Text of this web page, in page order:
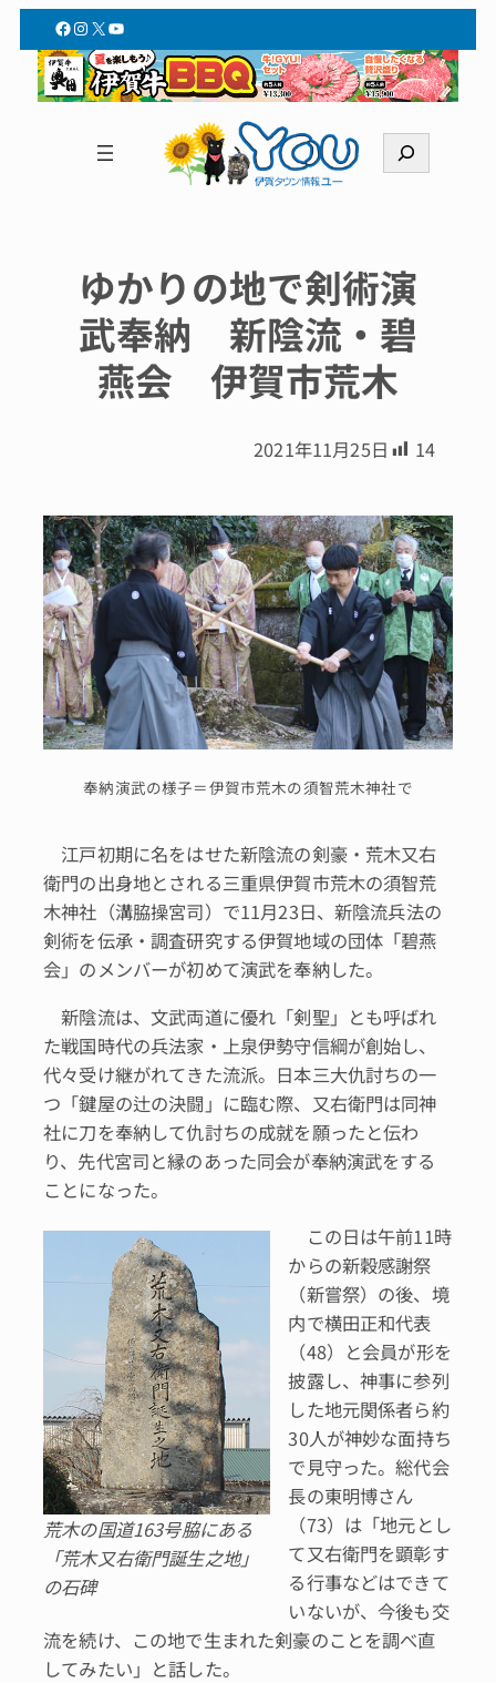
Facebook
Instagram
X YouTube
索
ゆかりの地で剣術演
武奉納 新陰流・碧
燕会 伊賀市荒木
2021年11月25日 14
奉納演武の様子＝伊賀市荒木の須智荒木神社で
江戸初期に名をはせた新陰流の剣豪・荒木又右
衛門の出身地とされる三重県伊賀市荒木の須智荒
木神社（溝脇操宮司）で11月23日、新陰流兵法の
剣術を伝承・調査研究する伊賀地域の団体「碧燕
会」のメンバーが初めて演武を奉納した。
新陰流は、文武両道に優れ「剣聖」とも呼ばれ
た戦国時代の兵法家・上泉伊勢守信綱が創始し、
代々受け継がれてきた流派。日本三大仇討ちの一
つ「鍵屋の辻の決闘」に臨む際、又右衛門は同神
社に刀を奉納して仇討ちの成就を願ったと伝わ
り、先代宮司と縁のあった同会が奉納演武をする
ことになった。
荒木の国道163号脇にある
「荒木又右衛門誕生之地」
の石碑
この日は午前11時
からの新穀感謝祭
（新嘗祭）の後、境
内で横田正和代表
（48）と会員が形を
披露し、神事に参列
した地元関係者ら約
30人が神妙な面持ち
で見守った。総代会
長の東明博さん
（73）は「地元とし
て又右衛門を顕彰す
る行事などはできて
いないが、今後も交
流を続け、この地で生まれた剣豪のことを調べ直
してみたい」と話した。